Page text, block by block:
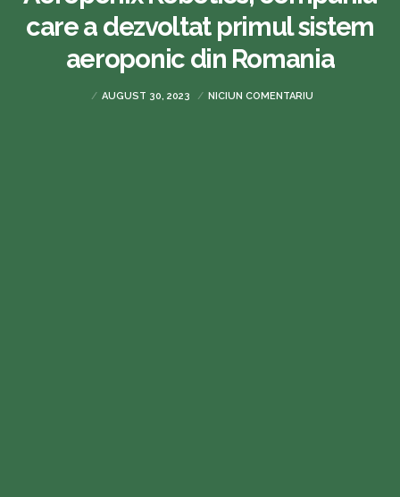
care a dezvoltat primul sistem
aeroponic din Romania
AUGUST 30, 2023 NICIUN COMENTARIU